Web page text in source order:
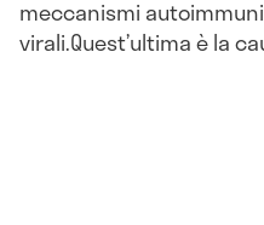
meccanismi
virali.Quest’ultima è la